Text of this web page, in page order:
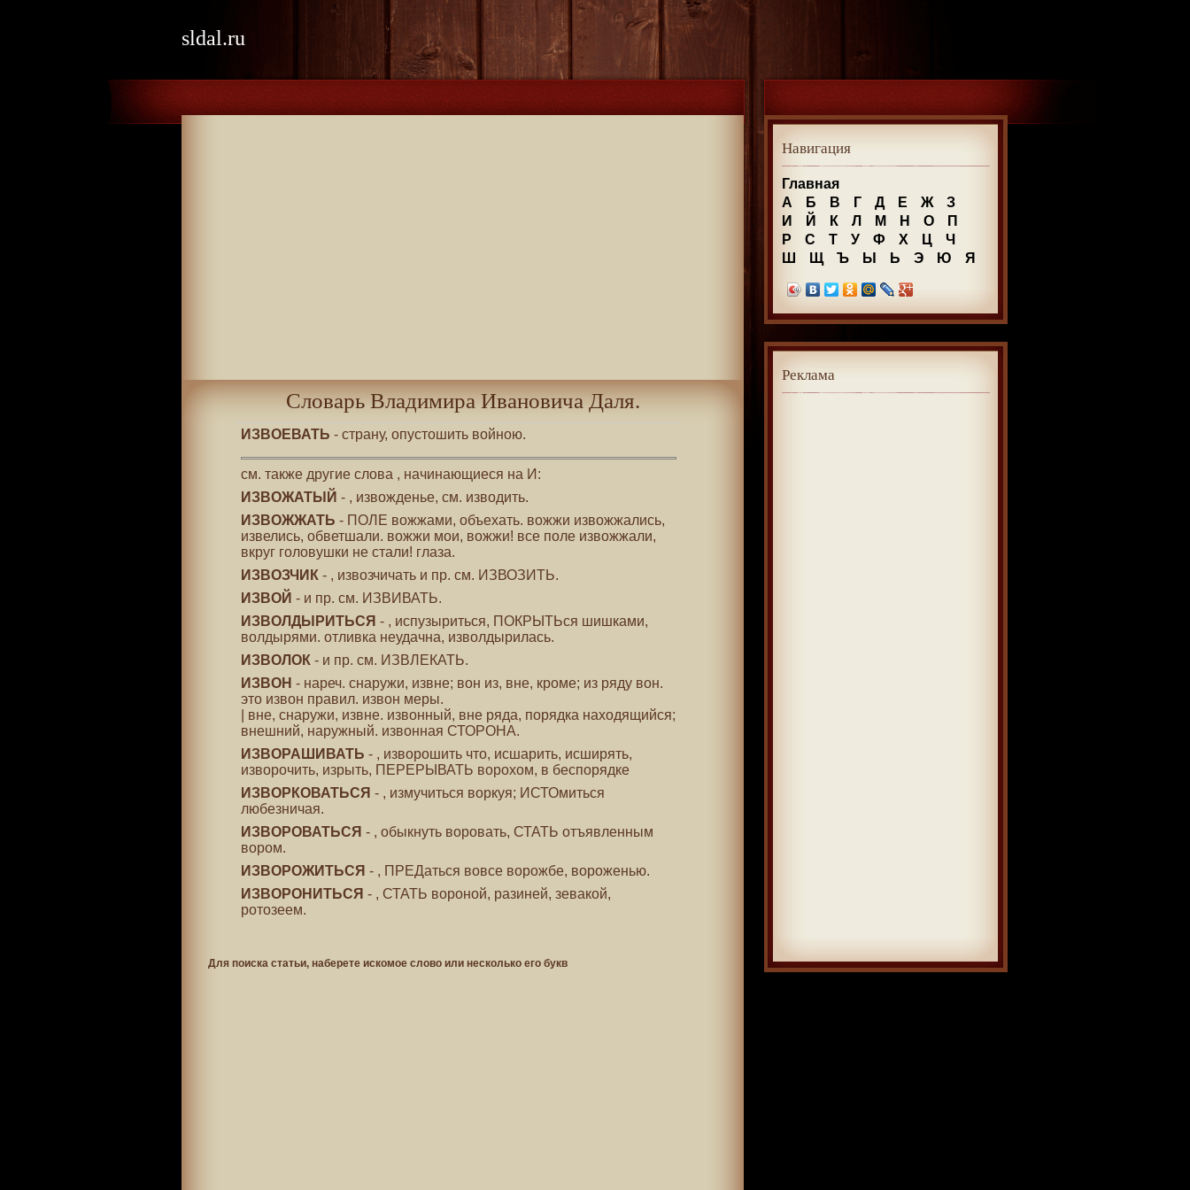
sldal.ru
Словарь Владимира Ивановича Даля.
ИЗВОЕВАТЬ - страну, опустошить войною.
см. также другие слова , начинающиеся на И:
ИЗВОЖАТЫЙ - , извожденье, см. изводить.
ИЗВОЖЖАТЬ - ПОЛЕ вожжами, объехать. вожжи извожжались,
извелись, обветшали. вожжи мои, вожжи! все поле извожжали,
вкруг головушки не стали! глаза.
ИЗВОЗЧИК - , извозчичать и пр. см. ИЗВОЗИТЬ.
ИЗВОЙ - и пр. см. ИЗВИВАТЬ.
ИЗВОЛДЫРИТЬСЯ - , испузыриться, ПОКРЫТЬся шишками,
волдырями. отливка неудачна, изволдырилась.
ИЗВОЛОК - и пр. см. ИЗВЛЕКАТЬ.
ИЗВОН - нареч. снаружи, извне; вон из, вне, кроме; из ряду вон.
это извон правил. извон меры.
| вне, снаружи, извне. извонный, вне ряда, порядка находящийся;
внешний, наружный. извонная СТОРОНА.
ИЗВОРАШИВАТЬ - , изворошить что, исшарить, исширять,
изворочить, изрыть, ПЕРЕРЫВАТЬ ворохом, в беспорядке
ИЗВОРКОВАТЬСЯ - , измучиться воркуя; ИСТОмиться
любезничая.
ИЗВОРОВАТЬСЯ - , обыкнуть воровать, СТАТЬ отъявленным
вором.
ИЗВОРОЖИТЬСЯ - , ПРЕДаться вовсе ворожбе, вороженью.
ИЗВОРОНИТЬСЯ - , СТАТЬ вороной, разиней, зевакой,
ротозеем.
Для поиска статьи, наберете искомое слово или несколько его букв
Навигация
Главная
А
Б В Г Д Е Ж
З
И
Й К Л М Н О
П
Р
С Т У Ф Х Ц
Ч
Ш
Щ Ъ Ы Ь Э Ю Я
Реклама